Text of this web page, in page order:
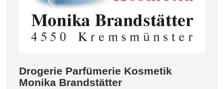
Drogerie Parfümerie Kosmetik
Monika Brandstätter